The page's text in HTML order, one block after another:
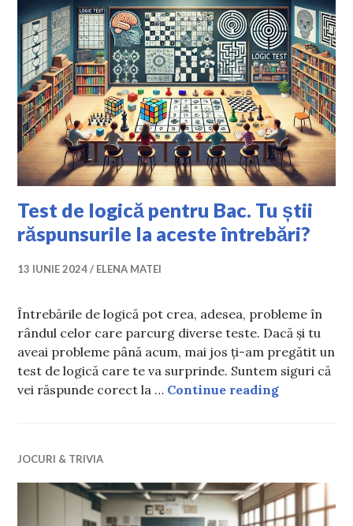
Test de logică pentru Bac. Tu știi
răspunsurile la aceste întrebări?
13 IUNIE 2024 ELENA MATEI
Întrebările de logică pot crea, adesea, probleme în
rândul celor care parcurg diverse teste. Dacă și tu
aveai probleme până acum, mai jos ți-am pregătit un
test de logică care te va surprinde. Suntem siguri că
vei răspunde corect la … Continue readingTest de
JOCURI & TRIVIA